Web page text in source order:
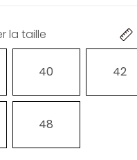
la taille
40 42
48